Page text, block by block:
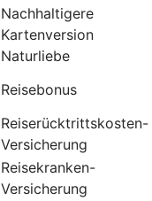
Nachhaltigere
Kartenversion
Naturliebe
Reisebonus
Reiserücktrittskosten-
Versicherung
Reisekranken-
Versicherung